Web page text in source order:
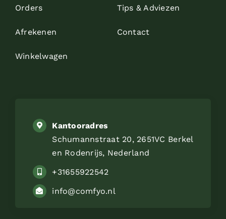
Orders
Afrekenen
Winkelwagen
Tips & Adviezen
Contact
Kantooradres
Schumannstraat 20, 2651VC Berkel
en Rodenrijs, Nederland
+31655922542
info@comfyo.nl